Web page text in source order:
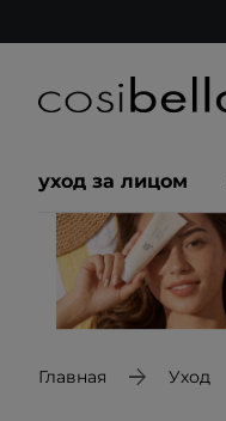
уход за лицом
Главная Уход